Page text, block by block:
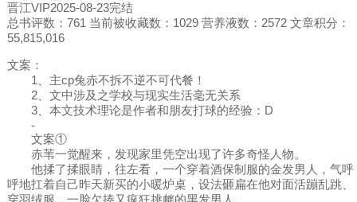
晋江VIP2025-08-23完结
总书评数：761 当前被收藏数：1029 营养液数：2572 文章积分：
55,815,016
文案：
1、主cp兔赤不拆不逆不可代餐！
2、文中涉及之学校与现实生活毫无关系
3、本文技术理论是作者和朋友打球的经验：D
-
文案①
赤苇一觉醒来，发现家里凭空出现了许多奇怪人物。
他揉了揉眼睛，往左看，一个穿着酒保制服的金发男人，气呼
呼地扛着自己昨天新买的小暖炉桌，设法砸扁在他对面活蹦乱跳、